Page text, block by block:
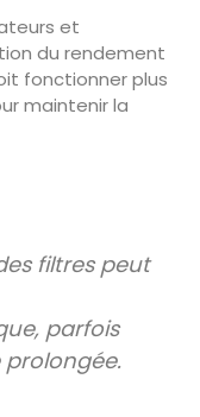
et
du rendement
fonctionner plus
maintenir la
filtres peut
parfois